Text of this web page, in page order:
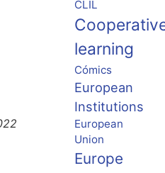
CLIL
learning
Cómics
European
Institutions
European
Union
Europe